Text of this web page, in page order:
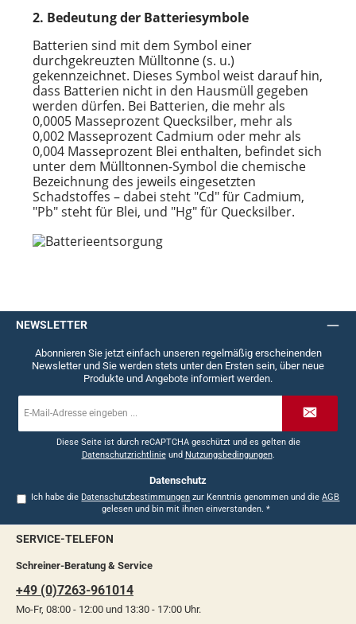
2. Bedeutung der Batteriesymbole
Batterien sind mit dem Symbol einer
durchgekreuzten Mülltonne (s. u.)
gekennzeichnet. Dieses Symbol weist darauf hin,
dass Batterien nicht in den Hausmüll gegeben
werden dürfen. Bei Batterien, die mehr als
0,0005 Masseprozent Quecksilber, mehr als
0,002 Masseprozent Cadmium oder mehr als
0,004 Masseprozent Blei enthalten, befindet sich
unter dem Mülltonnen-Symbol die chemische
Bezeichnung des jeweils eingesetzten
Schadstoffes – dabei steht "Cd" für Cadmium,
"Pb" steht für Blei, und "Hg" für Quecksilber.
NEWSLETTER
Abonnieren Sie jetzt einfach unseren regelmäßig erscheinenden
Newsletter und Sie werden stets unter den Ersten sein, über neue
Produkte und Angebote informiert werden.
Mail-
Diese Seite ist durch reCAPTCHA geschützt und es gelten die
Datenschutzrichtlinieund Nutzungsbedingungen.
Datenschutz
Ich habe die Datenschutzbestimmungen zur Kenntnis genommen und dieAGB
gelesen und bin mit ihnen einverstanden. *
SERVICE-TELEFON
Schreiner-Beratung & Service
+49 (0)7263-961014
Mo-Fr, 08:00 - 12:00 und 13:30 - 17:00 Uhr.